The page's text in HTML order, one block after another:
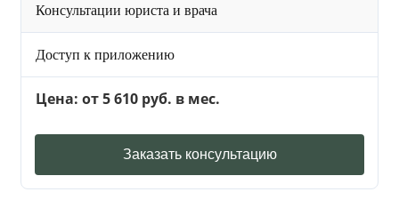
Консультации юриста и врача
Доступ к приложению
Цена: от 5 610 руб. в мес.
Заказать консультацию